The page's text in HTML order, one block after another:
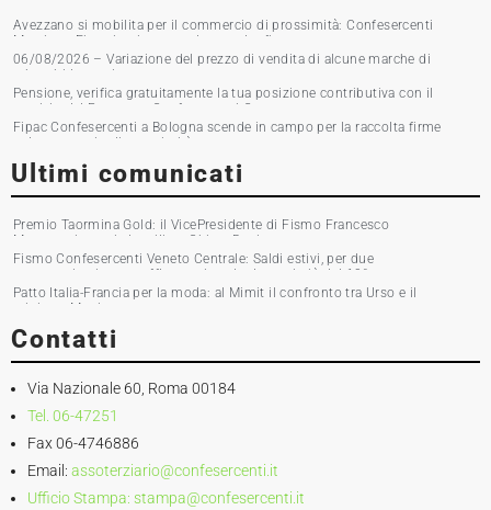
Avezzano si mobilita per il commercio di prossimità: Confesercenti
Marsica e Fipac in piazza per la raccolta firme
06/08/2026 – Variazione del prezzo di vendita di alcune marche di
tabacchi lavorati
Pensione, verifica gratuitamente la tua posizione contributiva con il
servizio del Patronato Confesercenti Grosseto
Fipac Confesercenti a Bologna scende in campo per la raccolta firme
sul commercio di prossimità
Ultimi comunicati
Premio Taormina Gold: il VicePresidente di Fismo Francesco
Musumeci premia la stilista Chiara Boni
Fismo Confesercenti Veneto Centrale: Saldi estivi, per due
commercianti su tre affluenza in calo. Incassi giù del 10%
Patto Italia-Francia per la moda: al Mimit il confronto tra Urso e il
ministro Martin
Contatti
Via Nazionale 60, Roma 00184
Tel. 06-47251
Fax 06-4746886
Email: assoterziario@confesercenti.it
Ufficio Stampa: stampa@confesercenti.it